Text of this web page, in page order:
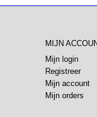
MIJN
Mijn login
Registreer
Mijn account
Mijn orders